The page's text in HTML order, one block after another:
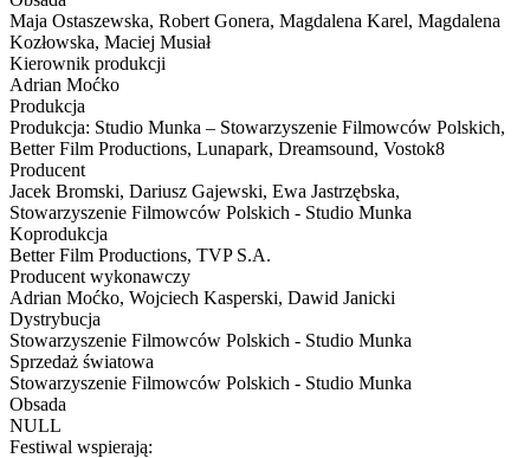
Maja Ostaszewska, Robert Gonera, Magdalena Karel, Magdalena
Kozłowska, Maciej Musiał
Kierownik produkcji
Adrian Moćko
Produkcja
Produkcja: Studio Munka – Stowarzyszenie Filmowców Polskich,
Better Film Productions, Lunapark, Dreamsound, Vostok8
Producent
Jacek Bromski, Dariusz Gajewski, Ewa Jastrzębska,
Stowarzyszenie Filmowców Polskich - Studio Munka
Koprodukcja
Better Film Productions, TVP S.A.
Producent wykonawczy
Adrian Moćko, Wojciech Kasperski, Dawid Janicki
Dystrybucja
Stowarzyszenie Filmowców Polskich - Studio Munka
Sprzedaż światowa
Stowarzyszenie Filmowców Polskich - Studio Munka
Obsada
NULL
Festiwal wspierają: